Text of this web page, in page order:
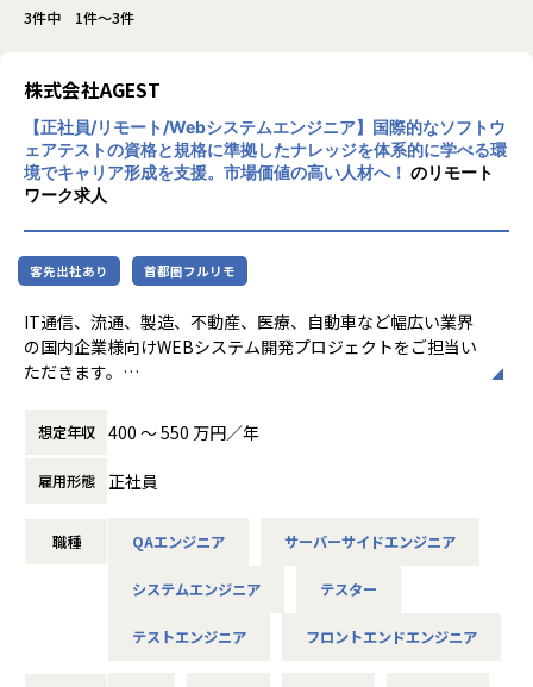
3件中 1件～3件
株式会社AGEST
【正社員/リモート/Webシステムエンジニア】国際的なソフトウ
ェアテストの資格と規格に準拠したナレッジを体系的に学べる環
境でキャリア形成を支援。市場価値の高い人材へ！ のリモート
ワーク求人
客先出社あり 首都圏フルリモ
IT通信、流通、製造、不動産、医療、自動車など幅広い業界
の国内企業様向けWEBシステム開発プロジェクトをご担当い
ただきます。
具体的には
・本ポジションは主に詳細設計・実装・テストを中心にご担
当頂きますが、
ご経験、業務習熟により、提案、要求・要件定義、基本設計
まずは、比較的に小規模なPJTやフェーズ、クライアントを
経験を積み重ねて頂くと、将来的に受託開発における、プロ
想定年収 400 〜 550 万円／年
雇用形態 正社員
職種 QAエンジニア サーバーサイドエンジニア
システムエンジニア テスター
テストエンジニア フロントエンドエンジニア